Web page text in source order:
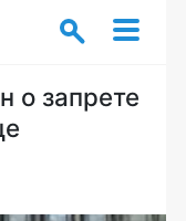
о запрете